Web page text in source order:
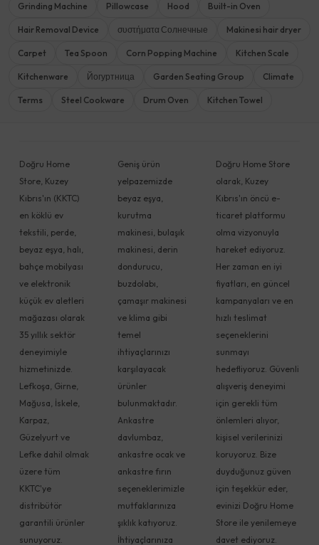
Grinding Machine Pillowcase Hood Built-in Oven
Hair Removal Device συστήματα Солнечные Makinesi hair dryer
Carpet Tea Spoon Corn Popping Machine Kitchen Scale
Kitchenware Йогуртница Garden Seating Group Climate
Terms Steel Cookware Drum Oven Kitchen Towel
Doğru Home
Store, Kuzey
Kıbrıs'ın (KKTC)
en köklü ev
tekstili, perde,
beyaz eşya, halı,
bahçe mobilyası
ve elektronik
küçük ev aletleri
mağazası olarak
35 yıllık sektör
deneyimiyle
hizmetinizde.
Lefkoşa, Girne,
Mağusa, İskele,
Karpaz,
Güzelyurt ve
Lefke dahil olmak
üzere tüm
KKTC'ye
distribütör
garantili ürünler
sunuyoruz.
Geniş ürün
yelpazemizde
beyaz eşya,
kurutma
makinesi, bulaşık
makinesi, derin
dondurucu,
buzdolabı,
çamaşır makinesi
ve klima gibi
temel
ihtiyaçlarınızı
karşılayacak
ürünler
bulunmaktadır.
Ankastre
davlumbaz,
ankastre ocak ve
ankastre fırın
seçeneklerimizle
mutfaklarınıza
şıklık katıyoruz.
İhtiyaçlarınıza
Doğru Home Store
olarak, Kuzey
Kıbrıs'ın öncü e-
ticaret platformu
olma vizyonuyla
hareket ediyoruz.
Her zaman en iyi
fiyatları, en güncel
kampanyaları ve en
hızlı teslimat
seçeneklerini
sunmayı
hedefliyoruz. Güvenli
alışveriş deneyimi
için gerekli tüm
önlemleri alıyor,
kişisel verilerinizi
koruyoruz. Bize
duyduğunuz güven
için teşekkür eder,
evinizi Doğru Home
Store ile yenilemeye
davet ediyoruz.